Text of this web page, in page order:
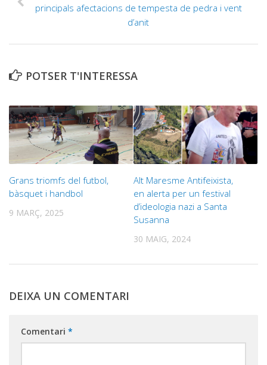
principals afectacions de tempesta de pedra i vent
d’anit
POTSER T'INTERESSA
Grans triomfs del futbol,
bàsquet i handbol
9 MARÇ, 2025
Alt Maresme Antifeixista,
en alerta per un festival
d’ideologia nazi a Santa
Susanna
30 MAIG, 2024
DEIXA UN COMENTARI
Comentari *